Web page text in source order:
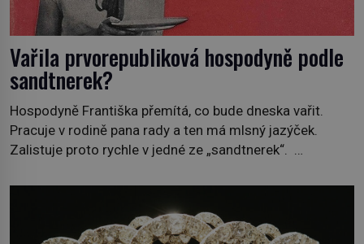
Vařila prvorepubliková hospodyně podle
sandtnerek?
Hospodyně Františka přemítá, co bude dneska vařit.
Pracuje v rodině pana rady a ten má mlsný jazýček.
Zalistuje proto rychle v jedné ze „sandtnerek“.
povzdechne si směrem ke služce, kterou má v kuchyni k
ruce. Ještě v prvních letech nové republiky fungoval kvůli
nedostatku zboží přídělový systém. […]